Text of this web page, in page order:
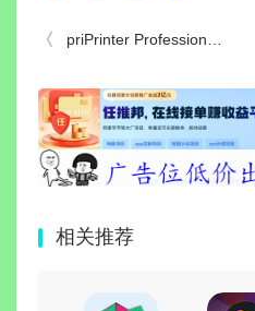
priPrinter Professional(虚拟打印机) v7.0.1.2628 中文直装版
相关推荐